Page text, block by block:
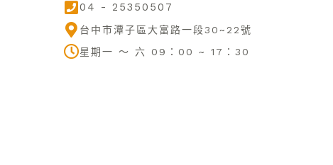
04 - 25350507
台中市潭子區大富路一段30~22號
星期一 ～ 六 09：00 ~ 17：30